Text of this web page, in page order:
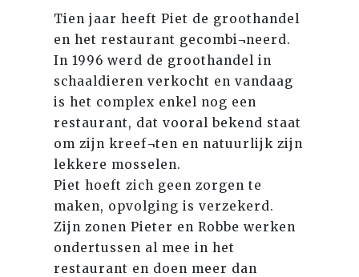
Tien jaar heeft Piet de groothandel
en het restaurant gecombi¬neerd.
In 1996 werd de groothandel in
schaaldieren verkocht en vandaag
is het complex enkel nog een
restaurant, dat vooral bekend staat
om zijn kreef¬ten en natuurlijk zijn
lekkere mosselen.
Piet hoeft zich geen zorgen te
maken, opvolging is verzekerd.
Zijn zonen Pieter en Robbe werken
ondertussen al mee in het
restaurant en doen meer dan